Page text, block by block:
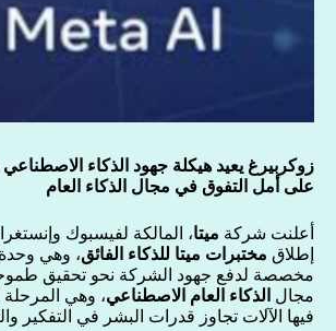
زوكربيرغ يعيد هيكلة جهود الذكاء
على أمل التفوق في مجال الذكاء العام
أعلنت شركة ميتا، المالكة لفيسبوك
إطلاق مختبرات ميتا للذكاء الفائق، وهي
مخصصة لدفع جهود الشركة نحو تحقيق
مجال الذكاء العام الاصطناعي، وهي المرحلة
فيها الآلات تجاوز قدرات البشر في التفكير